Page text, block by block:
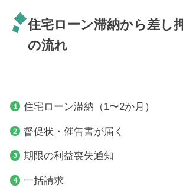
住宅ローン滞納から差し
の流れ
住宅ローン滞納（1〜2か月）
督促状・催告書が届く
期限の利益喪失通知
一括請求